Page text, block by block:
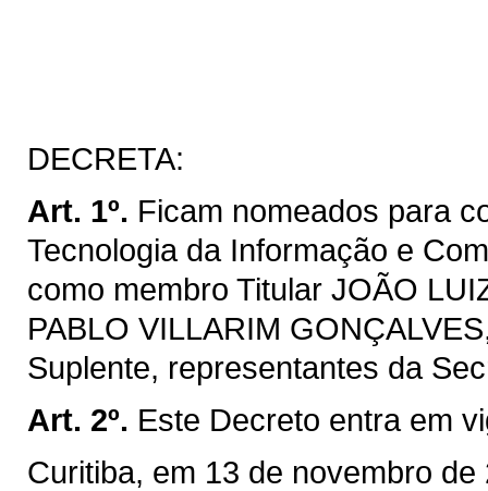
DECRETA:
Art. 1º. Ficam nomeados para
Tecnologia da Informação e
como membro Titular JOÃO
PABLO VILLARIM
Suplente, representantes da
Art. 2º. Este Decreto entra em
Curitiba, em 13 de novembro